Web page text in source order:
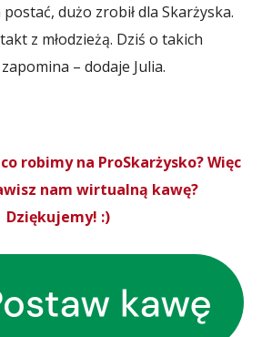
dużo zrobił dla Skarżyska.
z młodzieżą. Dziś o takich
– dodaje Julia.
robimy na ProSkarżysko? Więc
nam wirtualną kawę?
Dziękujemy! :)